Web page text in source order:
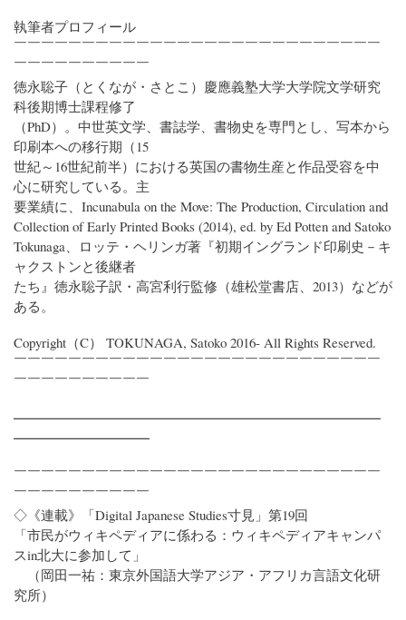
執筆者プロフィール
￣￣￣￣￣￣￣￣￣￣￣￣￣￣￣￣￣￣￣￣￣￣￣￣￣￣￣
￣￣￣￣￣￣￣￣￣￣
徳永聡子（とくなが・さとこ）慶應義塾大学大学院文学研究
科後期博士課程修了
（PhD）。中世英文学、書誌学、書物史を専門とし、写本から
印刷本への移行期（15
世紀～16世紀前半）における英国の書物生産と作品受容を中
心に研究している。主
要業績に、Incunabula on the Move: The Production, Circulation and
Collection of Early Printed Books (2014), ed. by Ed Potten and Satoko
Tokunaga、ロッテ・ヘリンガ著『初期イングランド印刷史－キ
ャクストンと後継者
たち』徳永聡子訳・高宮利行監修（雄松堂書店、2013）などが
ある。
Copyright（C） TOKUNAGA, Satoko 2016- All Rights Reserved.
￣￣￣￣￣￣￣￣￣￣￣￣￣￣￣￣￣￣￣￣￣￣￣￣￣￣￣
￣￣￣￣￣￣￣￣￣￣
━━━━━━━━━━━━━━━━━━━━━━━━━━━
━━━━━━━━━━
￣￣￣￣￣￣￣￣￣￣￣￣￣￣￣￣￣￣￣￣￣￣￣￣￣￣￣
￣￣￣￣￣￣￣￣￣￣
◇《連載》「Digital Japanese Studies寸見」第19回
「市民がウィキペディアに係わる：ウィキペディアキャンパ
スin北大に参加して」
（岡田一祐：東京外国語大学アジア・アフリカ言語文化研
究所）